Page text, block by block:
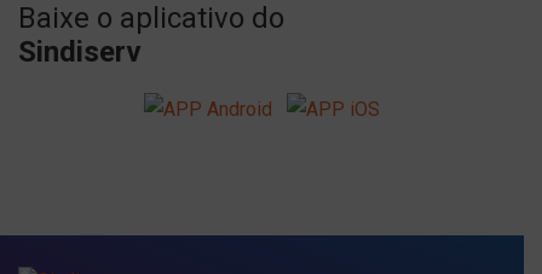
Baixe o aplicativo do
Sindiserv